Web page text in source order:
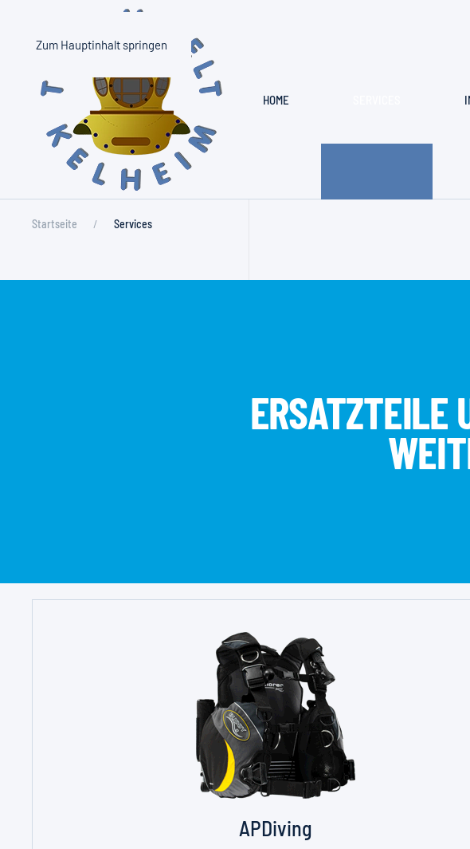
Zum Hauptinhalt springen
HOME
Startseite Services
ERSATZTEILE
APDiving